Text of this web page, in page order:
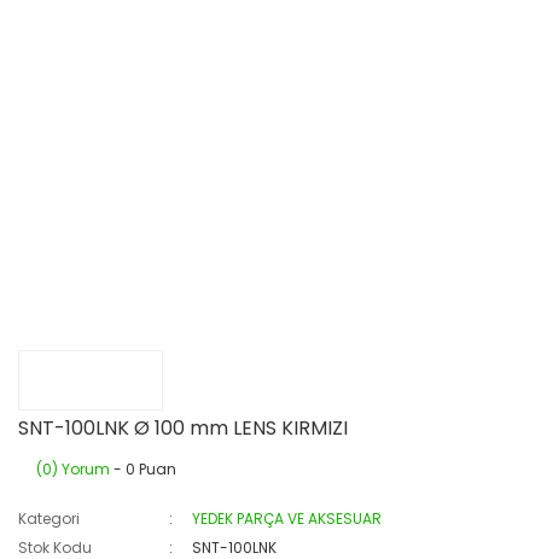
SNT-100LNK Ø 100 mm LENS KIRMIZI
(0) Yorum - 0 Puan
Kategori
YEDEK PARÇA VE AKSESUAR
Stok Kodu
SNT-100LNK